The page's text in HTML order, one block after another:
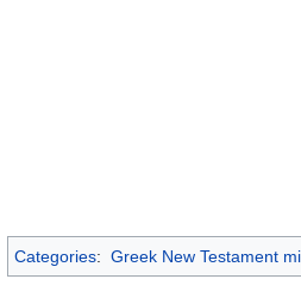
Categories: Greek New Testament